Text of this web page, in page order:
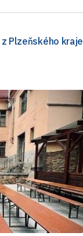
Plzeňského kraje